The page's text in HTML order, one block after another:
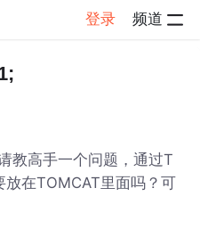
登录 频道
情
教高手一个问题，通过T
放在TOMCAT里面吗？可